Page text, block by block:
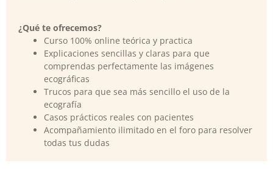
¿Qué te ofrecemos?
Curso 100% online teórica y practica
Explicaciones sencillas y claras para que
comprendas perfectamente las imágenes
ecográficas
Trucos para que sea más sencillo el uso de la
ecografía
Casos prácticos reales con pacientes
Acompañamiento ilimitado en el foro para resolver
todas tus dudas